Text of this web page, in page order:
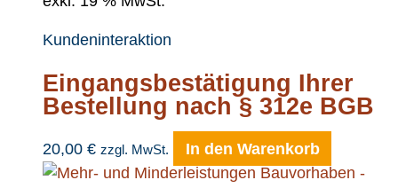
Kundeninteraktion
Eingangsbestätigung Ihrer
Bestellung nach § 312e BGB
20,00 € zzgl. MwSt. In den Warenkorb